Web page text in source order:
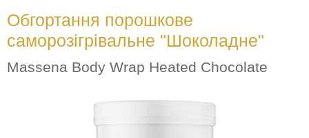
Обгортання порошкове
саморозігрівальне "Шоколадне"
Massena Body Wrap Heated Chocolate